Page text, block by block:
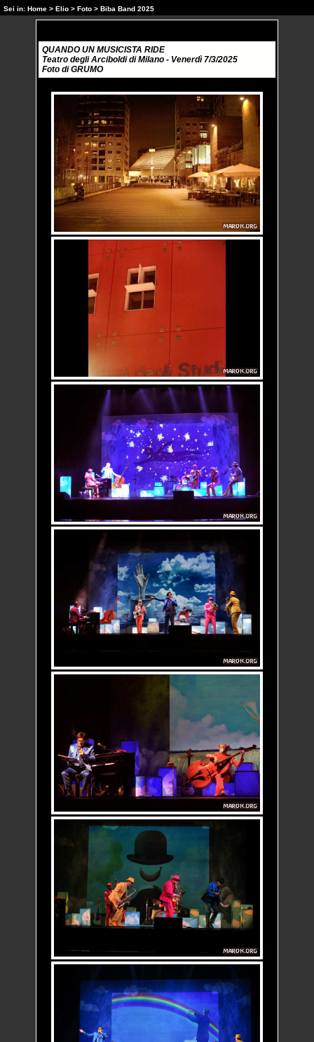
Sei in: Home > Elio > Foto > Biba Band 2025
QUANDO UN MUSICISTA RIDE
Teatro degli Arciboldi di Milano - Venerdì 7/3/2025
Foto di GRUMO